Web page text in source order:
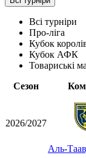
Всі турніри
Про-ліга
Кубок
Кубок АФК
Товариські
Сезон
2026/2027
Аль-